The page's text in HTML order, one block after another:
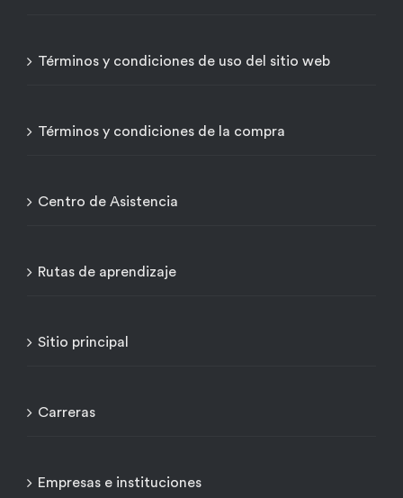
Términos y condiciones de uso del sitio web
Términos y condiciones de la compra
Centro de Asistencia
Rutas de aprendizaje
Sitio principal
Carreras
Empresas e instituciones